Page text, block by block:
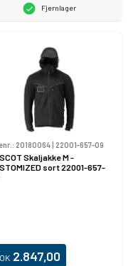
Fjernlager
20180064 22001-657-09
Skaljakke M -
sort 22001-657-
2.847,00